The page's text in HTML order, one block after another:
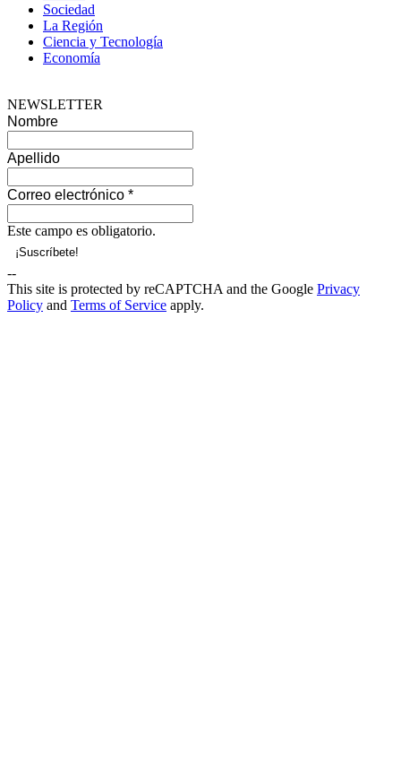
Sociedad
La Región
Ciencia y Tecnología
Economía
NEWSLETTER
Nombre
Apellido
Correo electrónico *
Este campo es obligatorio.
--
This site is protected by reCAPTCHA and the Google Privacy
Policy and Terms of Service apply.